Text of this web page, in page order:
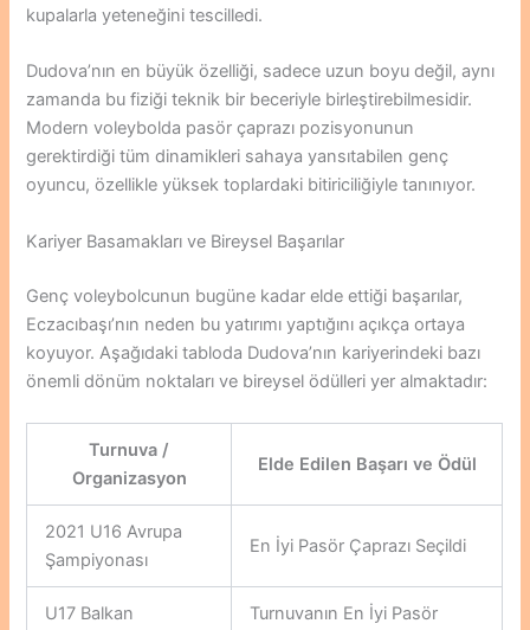
kupalarla yeteneğini tescilledi.
Dudova’nın en büyük özelliği, sadece uzun boyu değil, aynı
zamanda bu fiziği teknik bir beceriyle birleştirebilmesidir.
Modern voleybolda pasör çaprazı pozisyonunun
gerektirdiği tüm dinamikleri sahaya yansıtabilen genç
oyuncu, özellikle yüksek toplardaki bitiriciliğiyle tanınıyor.
Kariyer Basamakları ve Bireysel Başarılar
Genç voleybolcunun bugüne kadar elde ettiği başarılar,
Eczacıbaşı’nın neden bu yatırımı yaptığını açıkça ortaya
koyuyor. Aşağıdaki tabloda Dudova’nın kariyerindeki bazı
önemli dönüm noktaları ve bireysel ödülleri yer almaktadır:
Turnuva /
Organizasyon
Elde Edilen Başarı ve Ödül
2021 U16 Avrupa
Şampiyonası
En İyi Pasör Çaprazı Seçildi
U17 Balkan
Turnuvanın En İyi Pasör